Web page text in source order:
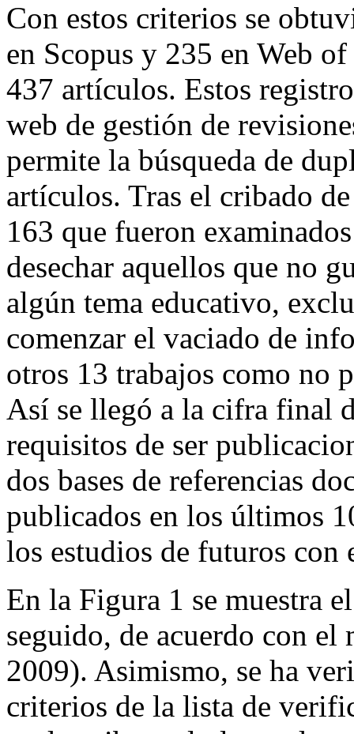
Con estos criterios se
en Scopus y 235 en Web
437 artículos. Estos
web de gestión de
permite la búsqueda de
artículos. Tras el cribado
163 que fueron
desechar aquellos que no
algún tema educativo,
comenzar el vaciado de
otros 13 trabajos como no
Así se llegó a la cifra final
requisitos de ser
dos bases de referencias
publicados en los últimos
los estudios de futuros con
En la Figura 1 se muestra
seguido, de acuerdo con
2009). Asimismo, se ha
criterios de la lista de